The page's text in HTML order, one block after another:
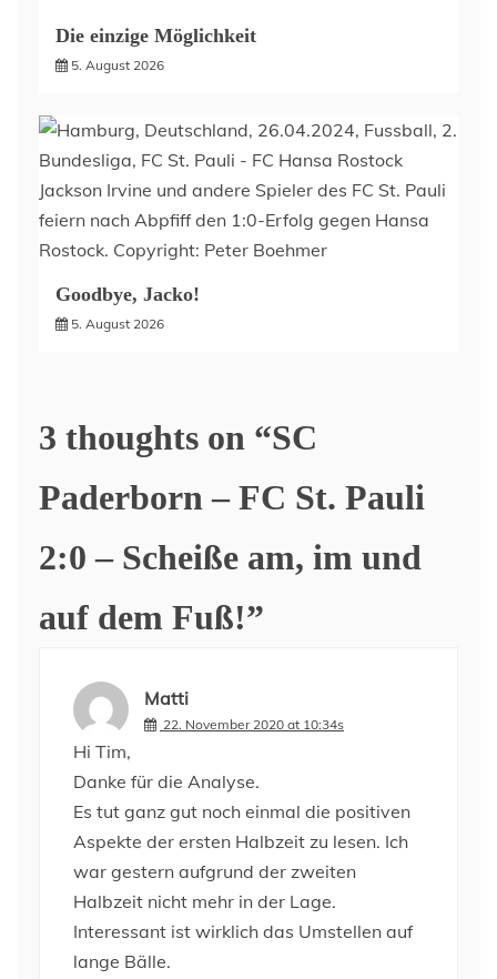
Die einzige Möglichkeit
5. August 2026
Goodbye, Jacko!
5. August 2026
3 thoughts on “SC
Paderborn – FC St. Pauli
2:0 – Scheiße am, im und
auf dem Fuß!”
Matti
22. November 2020 at 10:34s
Hi Tim,
Danke für die Analyse.
Es tut ganz gut noch einmal die positiven
Aspekte der ersten Halbzeit zu lesen. Ich
war gestern aufgrund der zweiten
Halbzeit nicht mehr in der Lage.
Interessant ist wirklich das Umstellen auf
lange Bälle.